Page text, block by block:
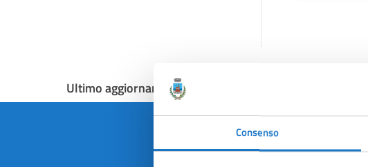
Consenso
Ultimo aggiornamento: